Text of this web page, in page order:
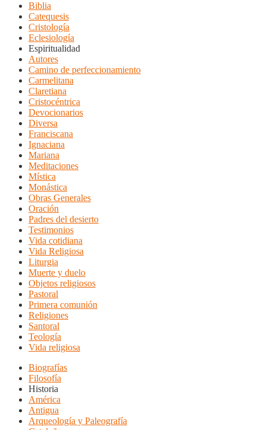
Biblia
Catequesis
Cristología
Eclesiología
Espiritualidad
Autores
Camino de perfeccionamiento
Carmelitana
Claretiana
Cristocéntrica
Devocionarios
Diversa
Franciscana
Ignaciana
Mariana
Meditaciones
Mística
Monástica
Obras Generales
Oración
Padres del desierto
Testimonios
Vida cotidiana
Vida Religiosa
Liturgia
Muerte y duelo
Objetos religiosos
Pastoral
Primera comunión
Religiones
Santoral
Teología
Vida religiosa
Biografías
Filosofía
Historia
América
Antigua
Arqueología y Paleografía